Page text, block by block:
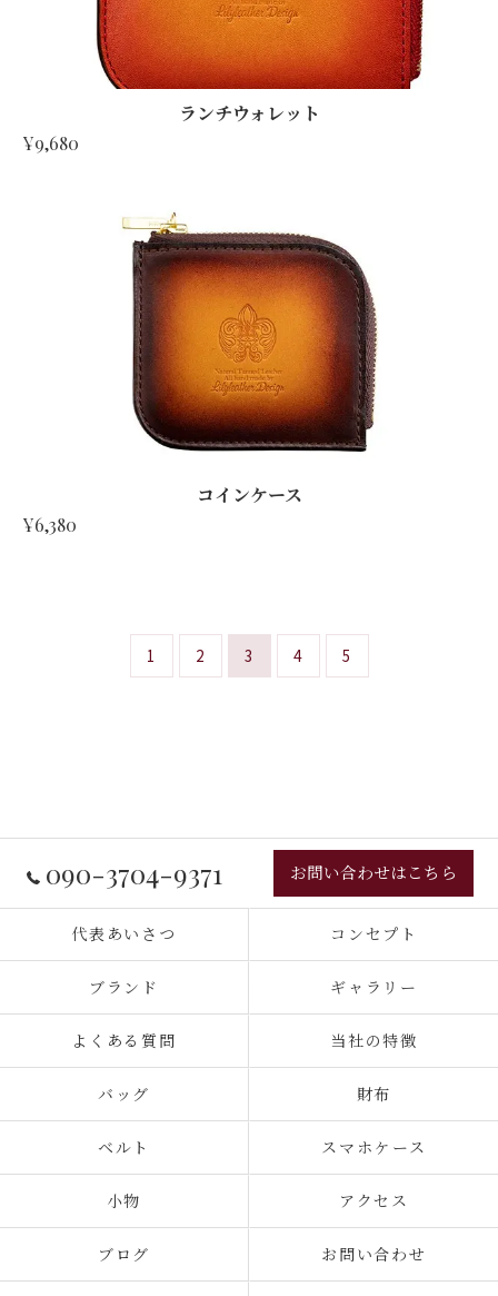
ランチウォレット
¥9,680
コインケース
¥6,380
1 2 3 4 5
090-3704-9371 お問い合わせはこちら
代表あいさつ コンセプト
ブランド ギャラリー
よくある質問 当社の特徴
バッグ 財布
ベルト スマホケース
小物 アクセス
ブログ お問い合わせ